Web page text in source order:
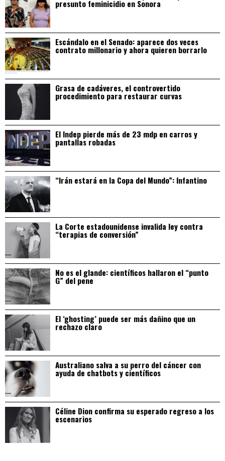
presunto feminicidio en Sonora
Escándalo en el Senado: aparece dos veces
contrato millonario y ahora quieren borrarlo
Grasa de cadáveres, el controvertido
procedimiento para restaurar curvas
El Indep pierde más de 23 mdp en carros y
pantallas robadas
“Irán estará en la Copa del Mundo”: Infantino
La Corte estadounidense invalida ley contra
“terapias de conversión”
No es el glande: científicos hallaron el “punto
G” del pene
El ‘ghosting’ puede ser más dañino que un
rechazo claro
Australiano salva a su perro del cáncer con
ayuda de chatbots y científicos
Céline Dion confirma su esperado regreso a los
escenarios